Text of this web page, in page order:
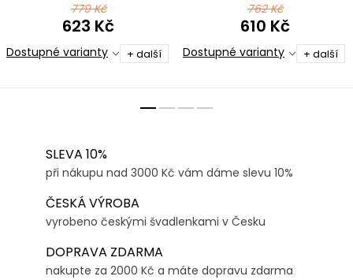
779 Kč
623 Kč
Dostupné varianty + další
762 Kč
610 Kč
Dostupné varianty + další
SLEVA 10%
při nákupu nad 3000 Kč vám dáme slevu 10%
ČESKÁ VÝROBA
vyrobeno českými švadlenkami v Česku
DOPRAVA ZDARMA
nakupte za 2000 Kč a máte dopravu zdarma